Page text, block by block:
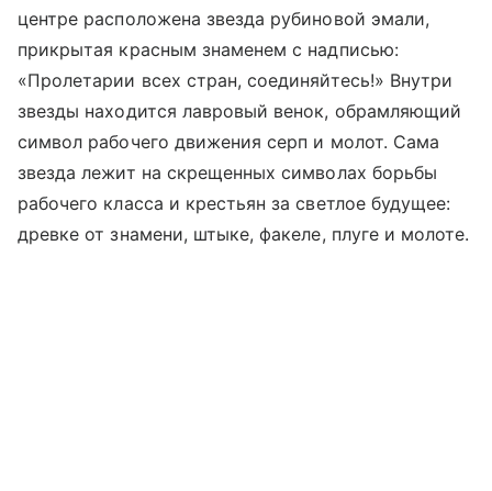
центре расположена звезда рубиновой эмали,
прикрытая красным знаменем с надписью:
«Пролетарии всех стран, соединяйтесь!» Внутри
звезды находится лавровый венок, обрамляющий
символ рабочего движения серп и молот. Сама
звезда лежит на скрещенных символах борьбы
рабочего класса и крестьян за светлое будущее:
древке от знамени, штыке, факеле, плуге и молоте.